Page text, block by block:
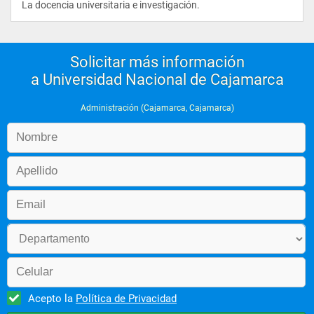
Solicitar más información
a Universidad Nacional de Cajamarca
Administración (Cajamarca, Cajamarca)
Acepto la Política de Privacidad